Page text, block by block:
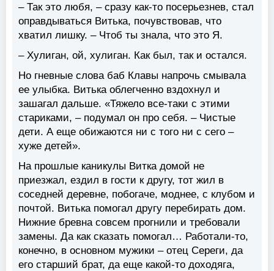
– Так это любя, – сразу как-то посерьезнев, стал
оправдываться Витька, почувствовав, что
хватил лишку. – Чтоб ты знала, что это Я.
– Хулиган, ой, хулиган. Как был, так и остался.
Но гневные слова баб Клавы напрочь смывала
ее улыбка. Витька облегченно вздохнул и
зашагал дальше. «Тяжело все-таки с этими
стариками, – подумал он про себя. – Чистые
дети. А еще обижаются ни с того ни с сего –
хуже детей».
На прошлые каникулы Витка домой не
приезжал, ездил в гости к другу, тот жил в
соседней деревне, побогаче, моднее, с клубом и
почтой. Витька помогал другу перебирать дом.
Нижние бревна совсем прогнили и требовали
замены. Да как сказать помогал… Работали-то,
конечно, в основном мужики – отец Сереги, да
его старший брат, да еще какой-то доходяга,